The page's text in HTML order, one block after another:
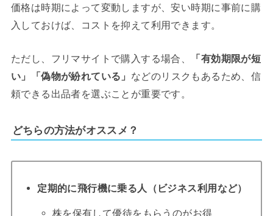
価格は時期によって変動しますが、安い時期に事前に購
入しておけば、コストを抑えて利用できます。
ただし、フリマサイトで購入する場合、
「有効期限が短
い」「偽物が紛れている」 などのリスクもあるため、信
頼できる出品者を選ぶことが重要です。
どちらの方法がオススメ？
定期的に飛行機に乗る人（ビジネス利用など）
株を保有して優待をもらうのがお得